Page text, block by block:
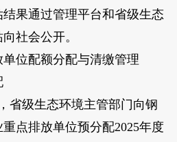
果通过管理平台和省级生态
社会公开。
位配额分配与清缴管理
级生态环境主管部门向钢
点排放单位预分配2025年度